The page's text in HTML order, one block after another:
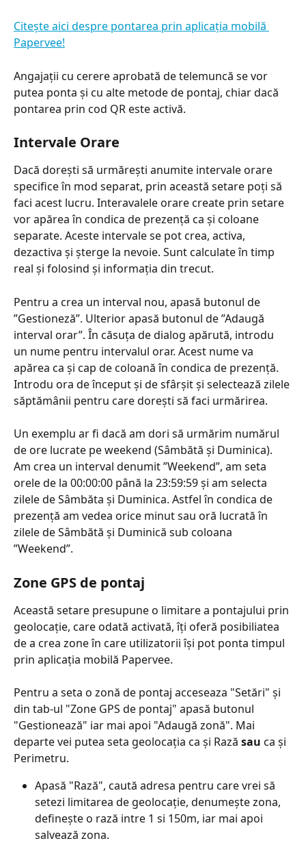
Citește aici despre pontarea prin aplicația mobilă
Papervee!
Angajații cu cerere aprobată de telemuncă se vor
putea ponta și cu alte metode de pontaj, chiar dacă
pontarea prin cod QR este activă.
Intervale Orare
Dacă dorești să urmărești anumite intervale orare
specifice în mod separat, prin această setare poți să
faci acest lucru. Interavalele orare create prin setare
vor apărea în condica de prezență ca și coloane
separate. Aceste intervale se pot crea, activa,
dezactiva și șterge la nevoie. Sunt calculate în timp
real și folosind și informația din trecut.
Pentru a crea un interval nou, apasă butonul de
”Gestioneză”. Ulterior apasă butonul de ”Adaugă
interval orar”. În căsuța de dialog apărută, introdu
un nume pentru intervalul orar. Acest nume va
apărea ca și cap de coloană în condica de prezență.
Introdu ora de început și de sfârșit și selectează zilele
săptămânii pentru care dorești să faci urmărirea.
Un exemplu ar fi dacă am dori să urmărim numărul
de ore lucrate pe weekend (Sâmbătă și Duminica).
Am crea un interval denumit ”Weekend”, am seta
orele de la 00:00:00 până la 23:59:59 și am selecta
zilele de Sâmbăta și Duminica. Astfel în condica de
prezență am vedea orice minut sau oră lucrată în
zilele de Sâmbătă și Duminică sub coloana
”Weekend”.
Zone GPS de pontaj
Această setare presupune o limitare a pontajului prin
geolocație, care odată activată, îți oferă posibiliatea
de a crea zone în care utilizatorii își pot ponta timpul
prin aplicația mobilă Papervee.
Pentru a seta o zonă de pontaj acceseaza "Setări" și
din tab-ul "Zone GPS de pontaj" apasă butonul
"Gestionează" iar mai apoi "Adaugă zonă". Mai
departe vei putea seta geolocația ca și Rază sau ca și
Perimetru.
Apasă "Rază", caută adresa pentru care vrei să
setezi limitarea de geolocație, denumește zona,
definește o rază intre 1 si 150m, iar mai apoi
salvează zona.